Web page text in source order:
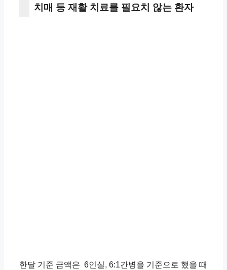
치매 등 재활 치료를 필요치 않는 환자
한달 기준 금액은 6인실, 6:1간병을 기준으로 했을 때